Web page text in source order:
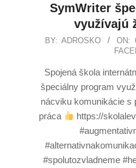
SymWriter
využívajú
BY: ADROSKO ON:
Spojená škola
špeciálny program
nácviku komunikácie s
práca
https://
#spolutozvladneme